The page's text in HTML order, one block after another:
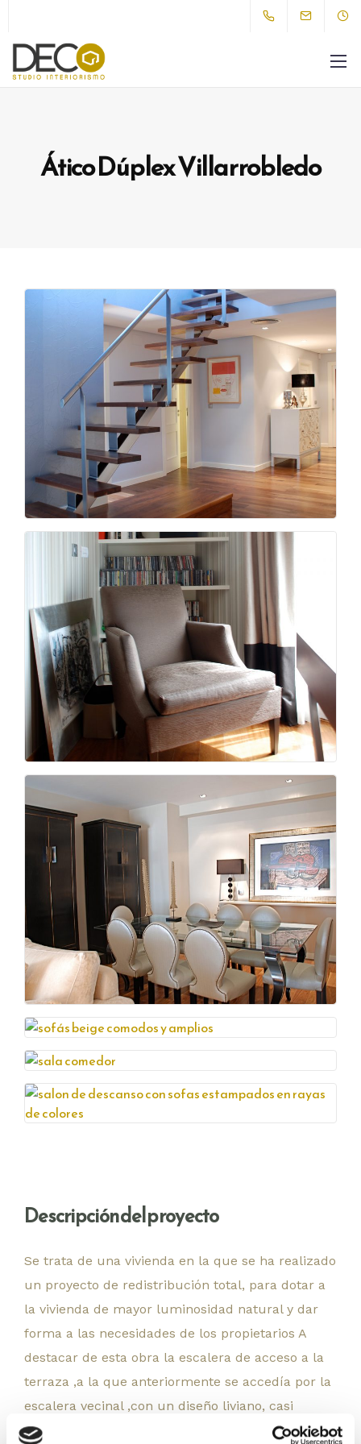
Ático DúplexVillarrobledo
Descripción del proyecto
Se trata de una vivienda en la que se ha realizado
un proyecto de redistribución total, para dotar a
la vivienda de mayor luminosidad natural y dar
forma a las necesidades de los propietarios A
destacar de esta obra la escalera de acceso a la
terraza ,a la que anteriormente se accedía por la
escalera vecinal ,con un diseño liviano, casi
flotante y que consistía en un punto importante